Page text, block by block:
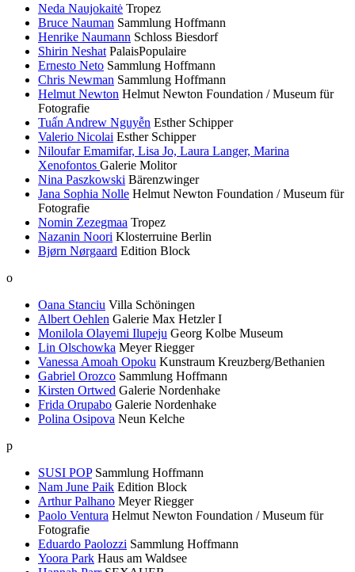
Neda Naujokaitė Tropez
Bruce Nauman Sammlung Hoffmann
Henrike Naumann Schloss Biesdorf
Shirin Neshat PalaisPopulaire
Ernesto Neto Sammlung Hoffmann
Chris Newman Sammlung Hoffmann
Helmut Newton Helmut Newton Foundation / Museum für
Fotografie
Tuấn Andrew Nguyễn Esther Schipper
Valerio Nicolai Esther Schipper
Niloufar Emamifar, Lisa Jo, Laura Langer, Marina
Xenofontos Galerie Molitor
Nina Paszkowski Bärenzwinger
Jana Sophia Nolle Helmut Newton Foundation / Museum für
Fotografie
Nomin Zezegmaa Tropez
Nazanin Noori Klosterruine Berlin
Bjørn Nørgaard Edition Block
o
Oana Stanciu Villa Schöningen
Albert Oehlen Galerie Max Hetzler I
Monilola Olayemi Ilupeju Georg Kolbe Museum
Lin Olschowka Meyer Riegger
Vanessa Amoah Opoku Kunstraum Kreuzberg/Bethanien
Gabriel Orozco Sammlung Hoffmann
Kirsten Ortwed Galerie Nordenhake
Frida Orupabo Galerie Nordenhake
Polina Osipova Neun Kelche
p
SUSI POP Sammlung Hoffmann
Nam June Paik Edition Block
Arthur Palhano Meyer Riegger
Paolo Ventura Helmut Newton Foundation / Museum für
Fotografie
Eduardo Paolozzi Sammlung Hoffmann
Yoora Park Haus am Waldsee